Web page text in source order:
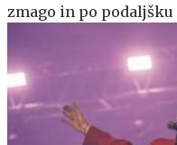
zmago in po